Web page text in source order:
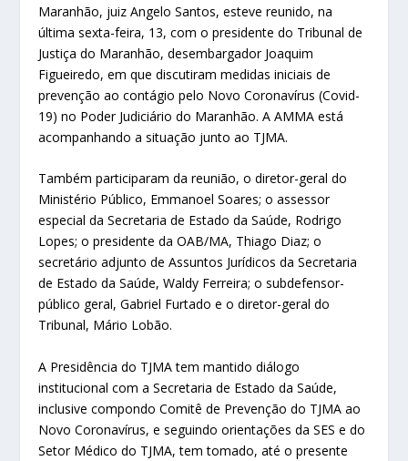
Maranhão, juiz Angelo Santos, esteve reunido, na
última sexta-feira, 13, com o presidente do Tribunal de
Justiça do Maranhão, desembargador Joaquim
Figueiredo, em que discutiram medidas iniciais de
prevenção ao contágio pelo Novo Coronavírus (Covid-
19) no Poder Judiciário do Maranhão. A AMMA está
acompanhando a situação junto ao TJMA.
Também participaram da reunião, o diretor-geral do
Ministério Público, Emmanoel Soares; o assessor
especial da Secretaria de Estado da Saúde, Rodrigo
Lopes; o presidente da OAB/MA, Thiago Diaz; o
secretário adjunto de Assuntos Jurídicos da Secretaria
de Estado da Saúde, Waldy Ferreira; o subdefensor-
público geral, Gabriel Furtado e o diretor-geral do
Tribunal, Mário Lobão.
A Presidência do TJMA tem mantido diálogo
institucional com a Secretaria de Estado da Saúde,
inclusive compondo Comitê de Prevenção do TJMA ao
Novo Coronavírus, e seguindo orientações da SES e do
Setor Médico do TJMA, tem tomado, até o presente